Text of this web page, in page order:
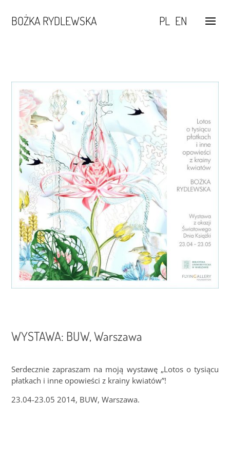
BOŻKA RYDLEWSKA PL EN
WYSTAWA: BUW, Warszawa
Serdecznie zapraszam na moją wystawę „Lotos o tysiącu
płatkach i inne opowieści z krainy kwiatów”!
23.04-23.05 2014, BUW, Warszawa.